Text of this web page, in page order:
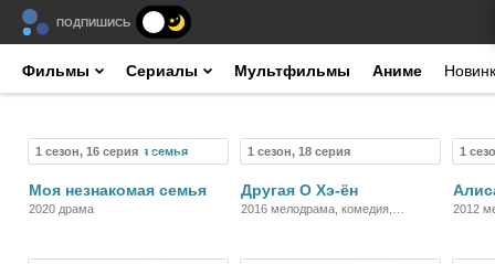
ПОДПИШИСЬ
Фильмы Сериалы Мультфильмы Аниме
1 сезон, 16 серия Сериал
Моя незнакомая семья
2020 драма
1 сезон, 18 серия
Другая О Хэ-ён
2016 мелодрама, комедия,
1
2012